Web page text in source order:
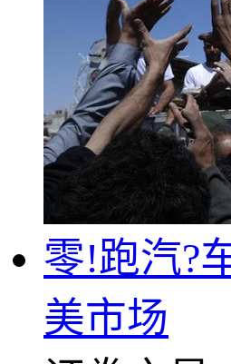
零!跑汽?
美市场